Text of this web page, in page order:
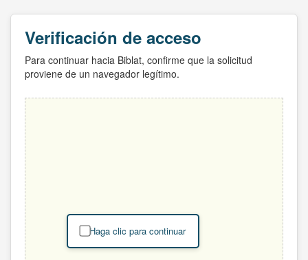
Verificación de acceso
Para continuar hacia Biblat, confirme que la solicitud
proviene de un navegador legítimo.
Haga clic para continuar